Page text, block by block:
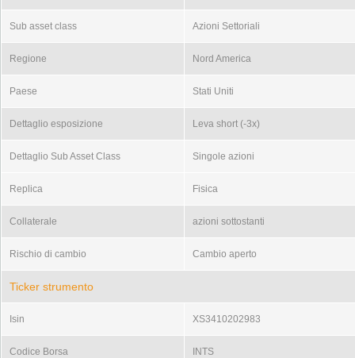
Sub asset class Azioni Settoriali
Regione Nord America
Paese Stati Uniti
Dettaglio esposizione Leva short (-3x)
Dettaglio Sub Asset Class Singole azioni
Replica Fisica
Collaterale azioni sottostanti
Rischio di cambio Cambio aperto
Ticker strumento
Isin XS3410202983
Codice Borsa INTS